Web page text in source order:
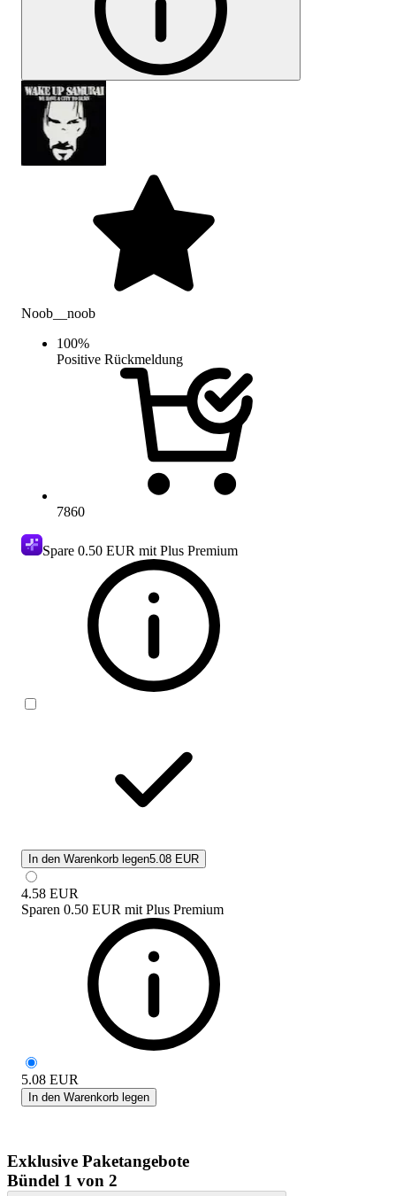
Noob__noob
100%
Positive Rückmeldung
7860
Spare 0.50 EUR mit Plus Premium
In den Warenkorb legen5.08 EUR
4.58 EUR
Sparen 0.50 EUR mit Plus Premium
5.08 EUR
In den Warenkorb legen
Exklusive Paketangebote
Bündel 1 von 2